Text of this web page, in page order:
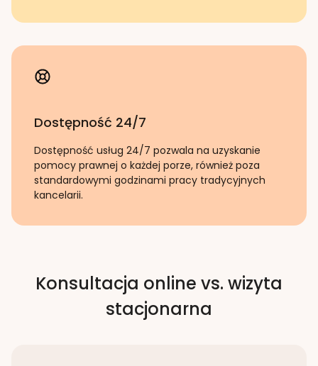
Dostępność 24/7
Dostępność usług 24/7 pozwala na uzyskanie
pomocy prawnej o każdej porze, również poza
standardowymi godzinami pracy tradycyjnych
kancelarii.
Konsultacja online vs. wizyta
stacjonarna